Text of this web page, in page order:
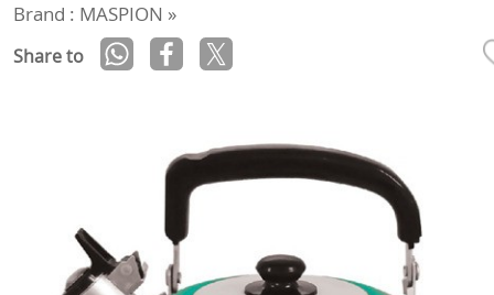
Brand : MASPION »
Share to